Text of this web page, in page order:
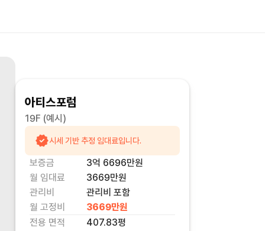
아티스포럼
19F (예시)
시세 기반 추정 임대료입니다.
보증금 3억 6696만원
월 임대료
3669만원
관리비
관리비 포함
월 고정비
3669만원
전용 면적
407.83평